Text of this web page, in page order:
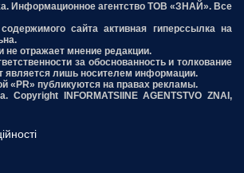
Информационное агентство ТОВ «ЗНАЙ». Все
сайта активная гиперссылка на
не отражает мнение редакции.
за обоснованность и толкование
является лишь носителем информации.
«PR» публикуются на правах рекламы.
INFORMATSIINE AGENTSTVO ZNAI,